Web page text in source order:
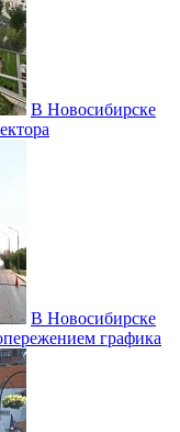
В Новосибирске
В Новосибирске
графика